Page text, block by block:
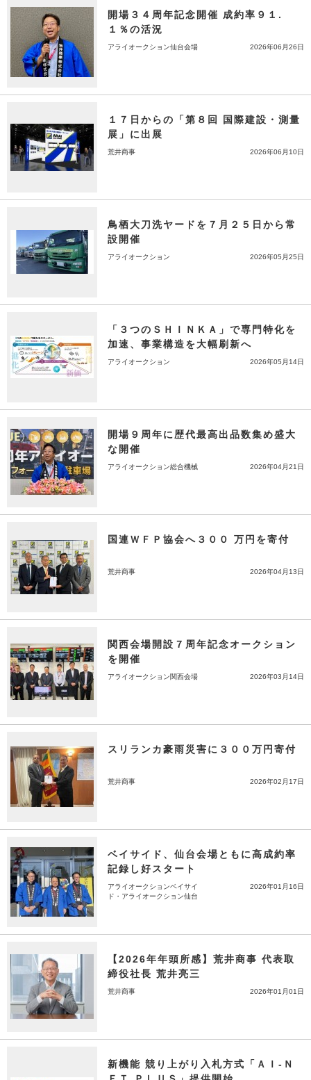
開場３４周年記念開催 成約率９１.
１％の活況
アライオークション仙台会場 2026年06月26日
１７日からの「第８回 国際建設・測量
展」に出展
荒井商事 2026年06月10日
鳥栖大刀洗ヤードを７月２５日から常
設開催
アライオークション 2026年05月25日
「３つのＳＨＩＮＫＡ」で専門特化を
加速、事業構造を大幅刷新へ
アライオークション 2026年05月14日
開場９周年に歴代最高出品数集め盛大
な開催
アライオークション総合機械 2026年04月21日
国連ＷＦＰ協会へ３００ 万円を寄付
荒井商事 2026年04月13日
関西会場開設７周年記念オークション
を開催
アライオークション関西会場 2026年03月14日
スリランカ豪雨災害に３００万円寄付
荒井商事 2026年02月17日
ベイサイド、仙台会場ともに高成約率
記録し好スタート
アライオークションベイサイ
ド・アライオークション仙台
2026年01月16日
【2026年年頭所感】荒井商事 代表取
締役社長 荒井亮三
荒井商事 2026年01月01日
新機能 競り上がり入札方式「ＡＩ-Ｎ